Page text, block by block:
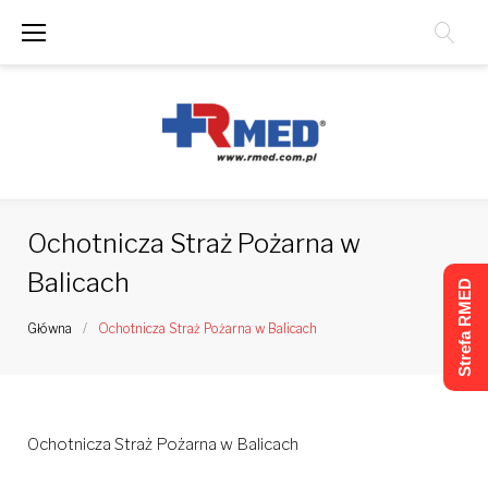
Ochotnicza Straż Pożarna w
Balicach
Główna / Ochotnicza Straż Pożarna w Balicach
Ochotnicza Straż Pożarna w Balicach
Strefa RMED